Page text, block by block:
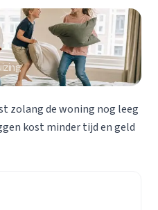
zolang de woning nog leeg
kost minder tijd en geld